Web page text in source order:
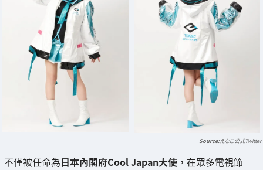
えなこ公式Twitter
不僅被任命為日本內閣府Cool Japan大使 ，在眾多電視節